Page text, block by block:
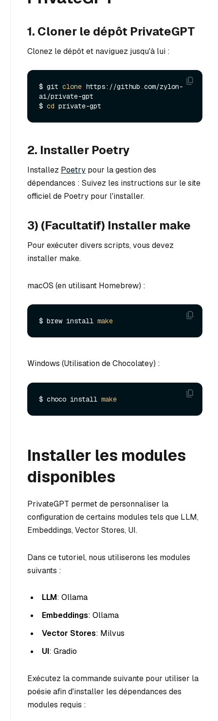
1. Cloner le dépôt PrivateGPT
Clonez le dépôt et naviguez jusqu'à lui :
$ git clone https://github.com/zylon-
ai/private-gpt
$ cd
2. Installer Poetry
Installez Poetry pour la gestion des
dépendances : Suivez les instructions sur le site
officiel de Poetry pour l'installer.
3) (Facultatif) Installer make
Pour exécuter divers scripts, vous devez
installer make.
macOS (en utilisant Homebrew) :
$ brew install make
Windows (Utilisation de Chocolatey) :
$ choco install make
Installer les modules
disponibles
PrivateGPT permet de personnaliser la
configuration de certains modules tels que LLM,
Embeddings, Vector Stores, UI.
Dans ce tutoriel, nous utiliserons les modules
suivants :
LLM: Ollama
Embeddings: Ollama
Vector Stores: Milvus
UI: Gradio
Exécutez la commande suivante pour utiliser la
poésie afin d'installer les dépendances des
modules requis :